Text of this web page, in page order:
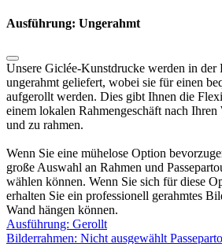
Ausführung: Ungerahmt
Unsere Giclée-Kunstdrucke werden in der
ungerahmt geliefert, wobei sie für einen
aufgerollt werden. Dies gibt Ihnen die
einem lokalen Rahmengeschäft nach Ihren
und zu rahmen.
Wenn Sie eine mühelose Option
große Auswahl an Rahmen und
wählen können. Wenn Sie sich für diese
erhalten Sie ein professionell gerahmtes
Wand hängen können.
Ausführung: Gerollt
Bilderrahmen: Nicht ausgewählt